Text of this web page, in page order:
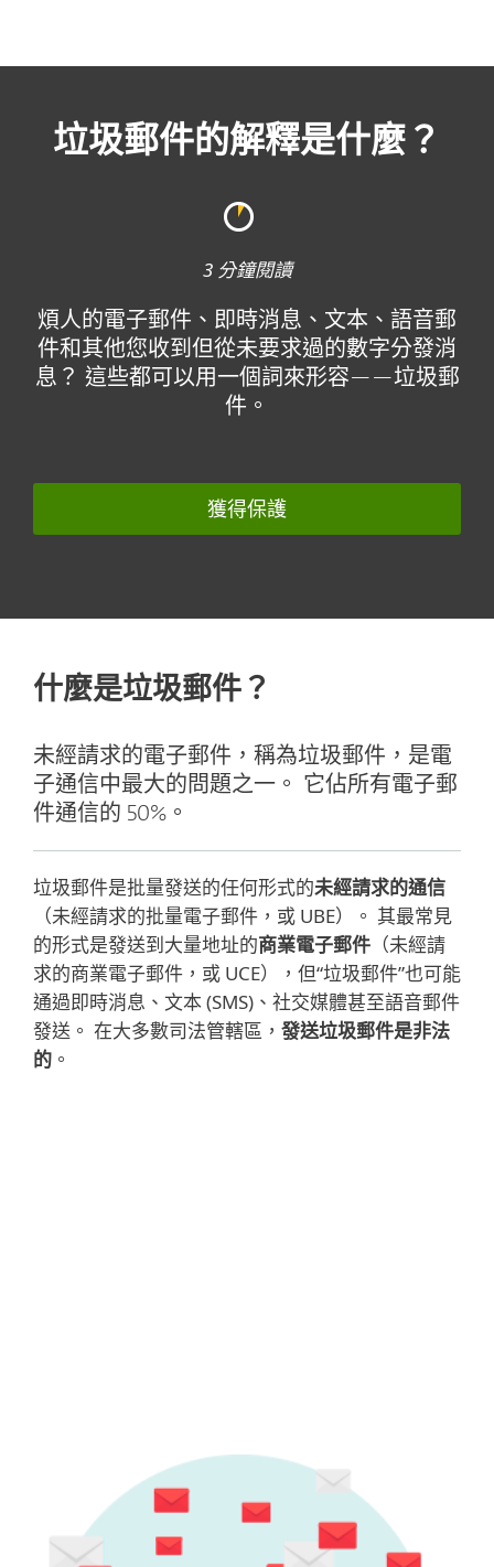
垃圾郵件的解釋是什麼？
3 分鐘閱讀
煩人的電子郵件、即時消息、文本、語音郵
件和其他您收到但從未要求過的數字分發消
息？ 這些都可以用一個詞來形容——垃圾郵
件。
獲得保護
什麼是垃圾郵件？
未經請求的電子郵件，稱為垃圾郵件，是電
子通信中最大的問題之一。 它佔所有電子郵
件通信的 50%。
垃圾郵件是批量發送的任何形式的未經請求的通信
（未經請求的批量電子郵件，或 UBE）。 其最常見
的形式是發送到大量地址的商業電子郵件 （未經請
求的商業電子郵件，或 UCE），但“垃圾郵件”也可能
通過即時消息、文本 (SMS)、社交媒體甚至語音郵件
發送。 在大多數司法管轄區， 發送垃圾郵件是非法
的 。